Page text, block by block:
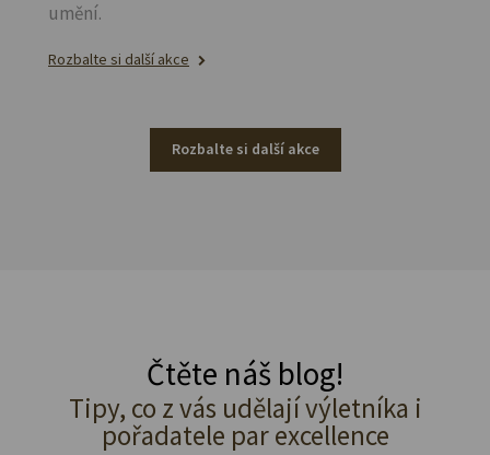
umění.
Rozbalte si další akce
Rozbalte si další akce
Čtěte náš blog!
Tipy, co z vás udělají výletníka i
pořadatele par excellence